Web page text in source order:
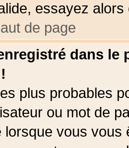
essayez
de page
dans le
plus probables
ou mot de
lorsque vous